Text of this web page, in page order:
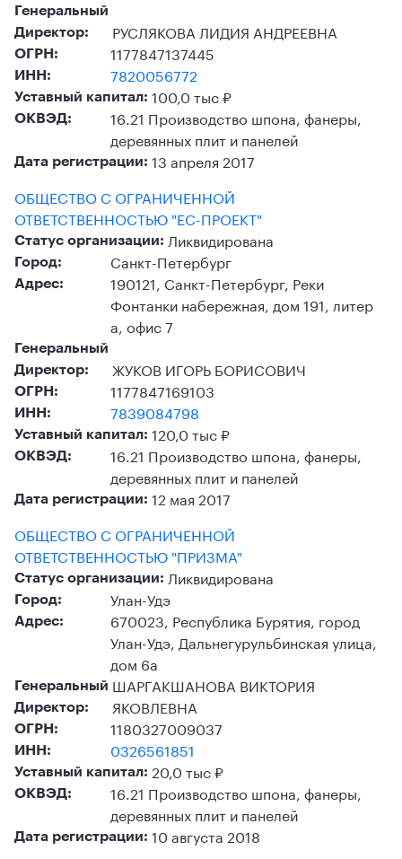
Генеральный
Директор:
РУСЛЯКОВА ЛИДИЯ АНДРЕЕВНА
ОГРН: 1177847137445
ИНН: 7820056772
Уставный капитал: 100,0 тыс ₽
ОКВЭД:
16.21 Производство шпона, фанеры,
деревянных плит и панелей
Дата регистрации: 13 апреля 2017
ОБЩЕСТВО С ОГРАНИЧЕННОЙ
ОТВЕТСТВЕННОСТЬЮ "ЕС-ПРОЕКТ"
Статус организации: Ликвидирована
Город: Санкт-Петербург
Адрес:
190121, Санкт-Петербург, Реки
Фонтанки набережная, дом 191, литер
а, офис 7
Генеральный
Директор:
ЖУКОВ ИГОРЬ БОРИСОВИЧ
ОГРН: 1177847169103
ИНН: 7839084798
Уставный капитал: 120,0 тыс ₽
ОКВЭД:
16.21 Производство шпона, фанеры,
деревянных плит и панелей
Дата регистрации: 12 мая 2017
ОБЩЕСТВО С ОГРАНИЧЕННОЙ
ОТВЕТСТВЕННОСТЬЮ "ПРИЗМА"
Статус организации: Ликвидирована
Город: Улан-Удэ
Адрес:
670023, Республика Бурятия, город
Улан-Удэ, Дальнегурульбинская улица,
дом 6а
Генеральный
Директор:
ШАРГАКШАНОВА ВИКТОРИЯ
ЯКОВЛЕВНА
ОГРН: 1180327009037
ИНН: 0326561851
Уставный капитал: 20,0 тыс ₽
ОКВЭД:
16.21 Производство шпона, фанеры,
деревянных плит и панелей
Дата регистрации: 10 августа 2018